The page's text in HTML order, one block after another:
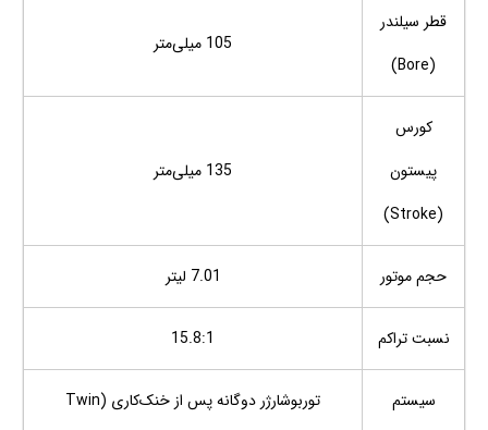
قطر سیلندر
(Bore)
105 میلی‌متر
کورس
پیستون
(Stroke)
135 میلی‌متر
حجم موتور 7.01 لیتر
نسبت تراکم 15.8:1
سیستم
توربوشارژر دوگانه پس از خنک‌کاری (Twin